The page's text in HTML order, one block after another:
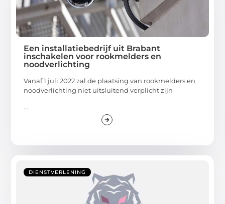
Een installatiebedrijf uit Brabant
inschakelen voor rookmelders en
noodverlichting
Vanaf 1 juli 2022 zal de plaatsing van rookmelders en
noodverlichting niet uitsluitend verplicht zijn
...
DIENSTVERLENING